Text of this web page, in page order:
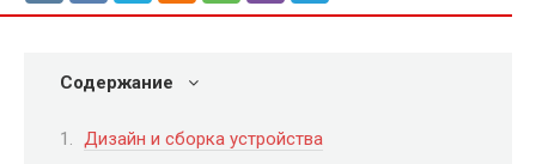
Содержание
Дизайн и сборка устройства